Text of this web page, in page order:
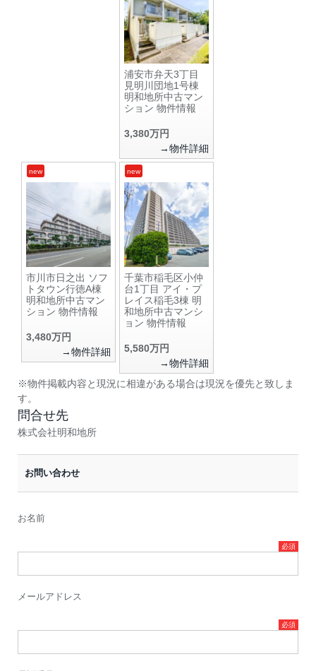
浦安市弁天3丁目
見明川団地1号棟
明和地所中古マン
ション 物件情報
3,380万円
→物件詳細
new
市川市日之出 ソフ
トタウン行徳A棟
明和地所中古マン
ション 物件情報
3,480万円
→物件詳細
new
千葉市稲毛区小仲
台1丁目 アイ・プ
レイス稲毛3棟 明
和地所中古マンシ
ョン 物件情報
5,580万円
→物件詳細
※物件掲載内容と現況に相違がある場合は現況を優先と致しま
す。
問合せ先
株式会社明和地所
お問い合わせ
お名前
メールアドレス